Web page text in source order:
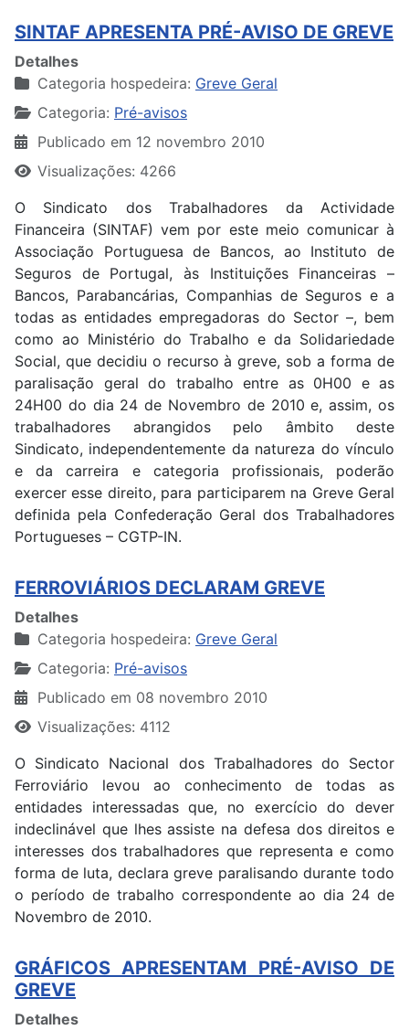
SINTAF APRESENTA PRÉ-AVISO DE GREVE
Detalhes
Categoria hospedeira: Greve Geral
Categoria: Pré-avisos
Publicado em 12 novembro 2010
Visualizações: 4266
O Sindicato dos Trabalhadores da Actividade
Financeira (SINTAF) vem por este meio comunicar à
Associação Portuguesa de Bancos, ao Instituto de
Seguros de Portugal, às Instituições Financeiras –
Bancos, Parabancárias, Companhias de Seguros e a
todas as entidades empregadoras do Sector –, bem
como ao Ministério do Trabalho e da Solidariedade
Social, que decidiu o recurso à greve, sob a forma de
paralisação geral do trabalho entre as 0H00 e as
24H00 do dia 24 de Novembro de 2010 e, assim, os
trabalhadores abrangidos pelo âmbito deste
Sindicato, independentemente da natureza do vínculo
e da carreira e categoria profissionais, poderão
exercer esse direito, para participarem na Greve Geral
definida pela Confederação Geral dos Trabalhadores
Portugueses – CGTP-IN.
FERROVIÁRIOS DECLARAM GREVE
Detalhes
Categoria hospedeira: Greve Geral
Categoria: Pré-avisos
Publicado em 08 novembro 2010
Visualizações: 4112
O Sindicato Nacional dos Trabalhadores do Sector
Ferroviário levou ao conhecimento de todas as
entidades interessadas que, no exercício do dever
indeclinável que lhes assiste na defesa dos direitos e
interesses dos trabalhadores que representa e como
forma de luta, declara greve paralisando durante todo
o período de trabalho correspondente ao dia 24 de
Novembro de 2010.
GRÁFICOS APRESENTAM PRÉ-AVISO DE
GREVE
Detalhes